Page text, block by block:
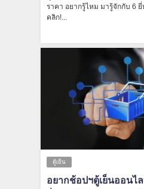
ราคา อยากรู้ไหม มารู้จักกับ 6
คลิก!...
ตู้เย็น
อยากช้อปฯตู้เย็นออนไ